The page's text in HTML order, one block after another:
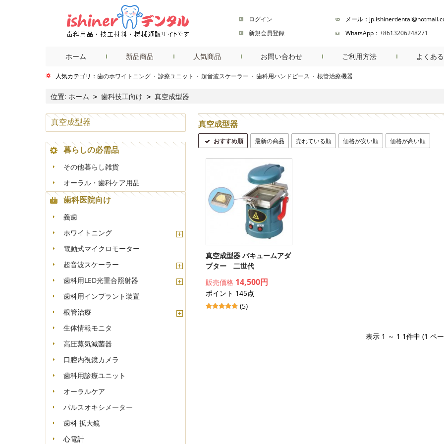
ログイン
新規会員登録
メール：
WhatsApp： +8613206248271
ホーム 新品商品 人気商品 お問い合わせ ご利用方法 よくあ
人気カテゴリ： 歯のホワイトニング · 診療ユニット · 超音波スケーラー · 歯科用ハンドピース · 根管治療機器商品検索
位置: ホーム > 歯科技工向け > 真空成型器
真空成型器
おすすめ順 最新の商品 売れている順 価格が安い順 価格が高い順
真空成型器 バキュームアダ
プター 二世代
販売価格 14,500円
ポイント 145点
(5)
表示 1 ～ 1 1件中 (1 ペ
真空成型器
暮らしの必需品
その他暮らし雑貨
オーラル・歯科ケア用品
歯科医院向け
義歯
ホワイトニング
電動式マイクロモーター
超音波スケーラー
歯科用LED光重合照射器
歯科用インプラント装置
根管治療
生体情報モニタ
高圧蒸気滅菌器
口腔内視鏡カメラ
歯科用診療ユニット
オーラルケア
パルスオキシメーター
歯科 拡大鏡
心電計